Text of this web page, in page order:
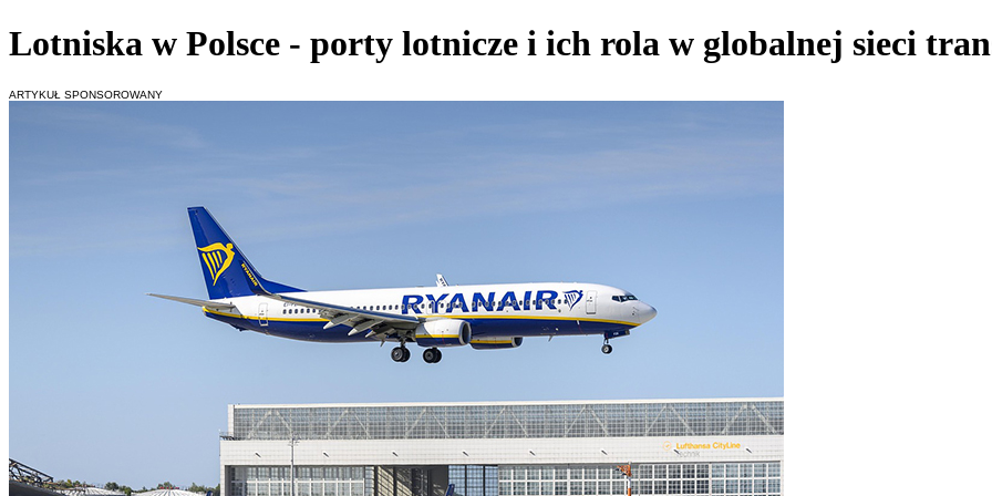
Lotniska w Polsce - porty lotnicze i ich rola w globalnej sieci
ARTYKUŁ SPONSOROWANY